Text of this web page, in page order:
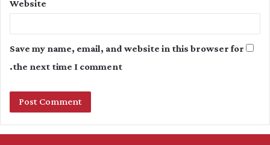
Website
Save my name, email, and website in this browser for
the next time I comment.